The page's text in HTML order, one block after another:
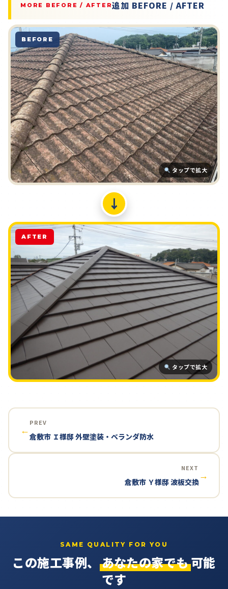
MORE BEFORE / AFTER追加 BEFORE / AFTER
タップで拡大
BEFORE
↓
タップで拡大
AFTER
←
PREV
倉敷市 Ｉ様邸 外壁塗装・ベランダ防水
NEXT
倉敷市 Ｙ様邸 波板交換
→
SAME QUALITY FOR YOU
この施工事例、 あなたの家でも可能
です